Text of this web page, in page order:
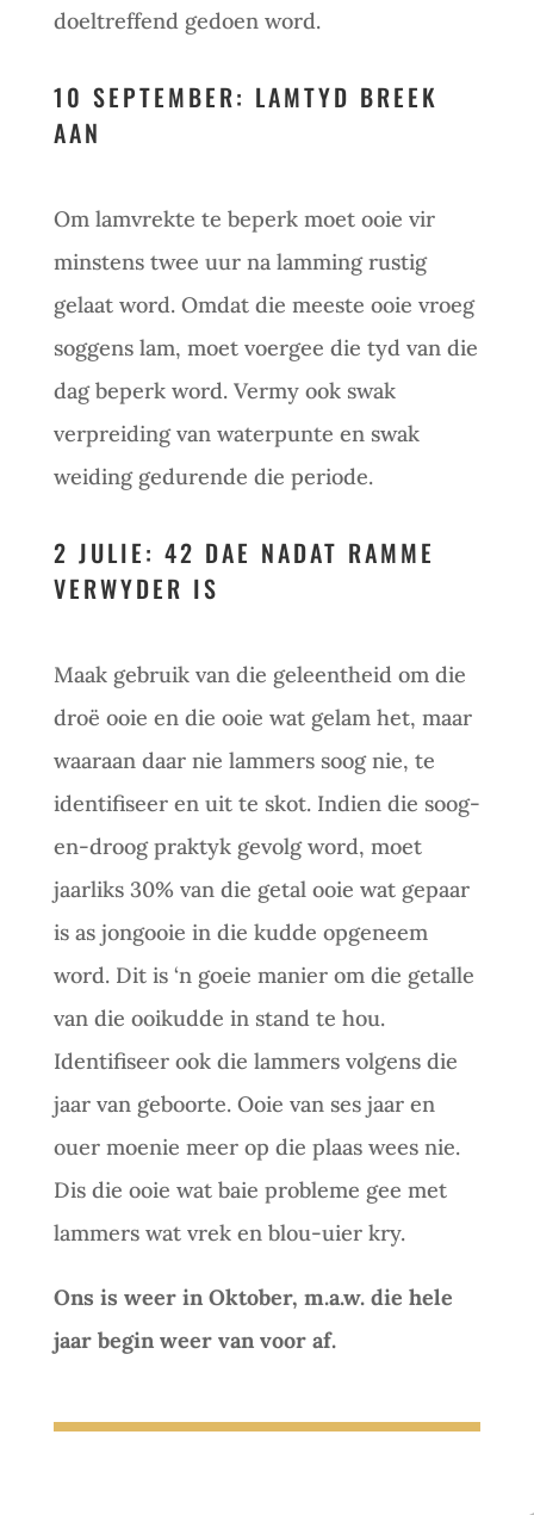
doeltreffend gedoen word.
10 SEPTEMBER: LAMTYD BREEK
AAN
Om lamvrekte te beperk moet ooie vir
minstens twee uur na lamming rustig
gelaat word. Omdat die meeste ooie vroeg
soggens lam, moet voergee die tyd van die
dag beperk word. Vermy ook swak
verpreiding van waterpunte en swak
weiding gedurende die periode.
2 JULIE: 42 DAE NADAT RAMME
VERWYDER IS
Maak gebruik van die geleentheid om die
droë ooie en die ooie wat gelam het, maar
waaraan daar nie lammers soog nie, te
identifiseer en uit te skot. Indien die soog-
en-droog praktyk gevolg word, moet
jaarliks 30% van die getal ooie wat gepaar
is as jongooie in die kudde opgeneem
word. Dit is ‘n goeie manier om die getalle
van die ooikudde in stand te hou.
Identifiseer ook die lammers volgens die
jaar van geboorte. Ooie van ses jaar en
ouer moenie meer op die plaas wees nie.
Dis die ooie wat baie probleme gee met
lammers wat vrek en blou-uier kry.
Ons is weer in Oktober, m.a.w. die hele
jaar begin weer van voor af.